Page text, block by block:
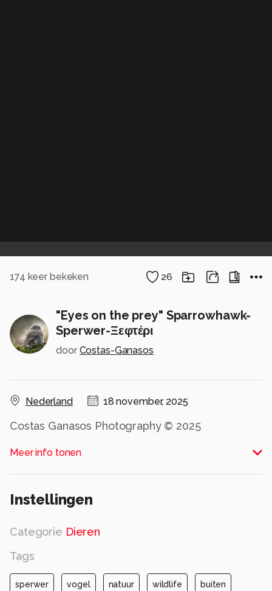
174 keer bekeken 26
"Eyes on the prey" Sparrowhawk-
Sperwer-Ξεφτέρι
door Costas-Ganasos
Nederland 18 november, 2025
Costas Ganasos Photography ©️ 2025
Alle rechten voorbehouden
Meer info tonen
Instellingen
Categorie Dieren
Tags
sperwer vogel natuur wildlife buiten